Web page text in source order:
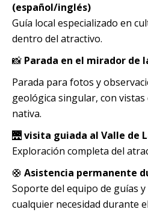
(español/inglés)
Guía local especializado en
dentro del atractivo.
📸 Parada en el mirador de
Parada para fotos y
geológica singular, con
nativa.
🌉 visita guiada al Valle de
Exploración completa del
🛟 Asistencia permanente
Soporte del equipo de guías
cualquier necesidad durante